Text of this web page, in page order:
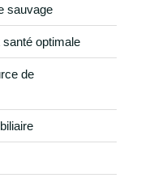
sauvage
santé optimale
de